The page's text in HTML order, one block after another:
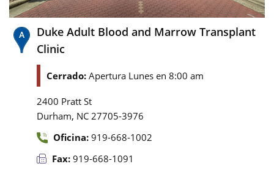
Duke Adult Blood and Marrow Transplant
Clinic
Cerrado: Apertura Lunes en 8:00 am
2400 Pratt St
Durham, NC 27705-3976
Oficina: 919-668-1002
Fax: 919-668-1091